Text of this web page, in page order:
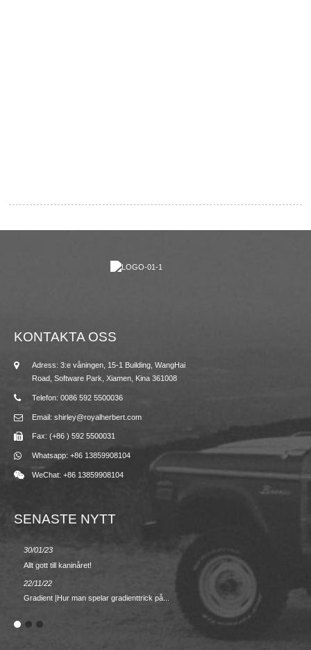
KONTAKTA OSS
Adress: 3:e våningen, 15-1 Building, WangHai
Road, Software Park, Xiamen, Kina 361008
Telefon: 0086 592 5500036
Email: shirley@royalherbert.com
Fax: (+86 ) 592 5500031
Whatsapp: +86 13859908104
WeChat: +86 13859908104
SENASTE NYTT
30/01/23
Allt gott till kaninåret!
22/11/22
Gradient |Hur man spelar gradienttrick på...